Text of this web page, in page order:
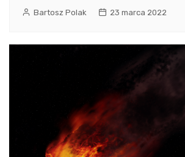
Bartosz Polak 23 marca 2022